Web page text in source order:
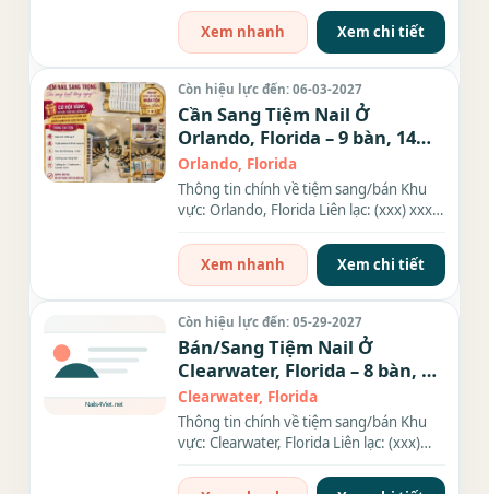
Xem nhanh
Xem chi tiết
Còn hiệu lực đến: 06-03-2027
Cần Sang Tiệm Nail Ở
Orlando, Florida – 9 bàn, 14
ghế
Orlando, Florida
Thông tin chính về tiệm sang/bán Khu
vực: Orlando, Florida Liên lạc: (xxx) xxx-
Xem nhanh
Xem chi tiết
Còn hiệu lực đến: 05-29-2027
Bán/Sang Tiệm Nail Ở
Clearwater, Florida – 8 bàn, 9
ghế
Clearwater, Florida
Thông tin chính về tiệm sang/bán Khu
vực: Clearwater, Florida Liên lạc: (xxx)